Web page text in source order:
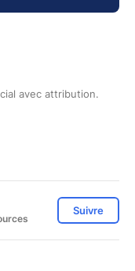
avec attribution.
Suivre